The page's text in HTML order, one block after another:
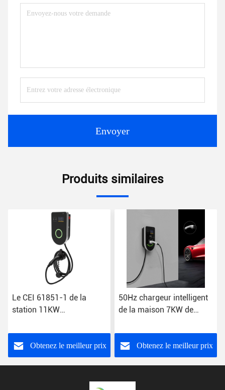
Envoyer
Produits similaires
Le CEI 61851-1 de la
station 11KW
chargement de véhicule
électrique d'IP54 16A
Obtenez le meilleur prix
50Hz chargeur intelligent
de la maison 7KW de
chargeant rapidement
Obtenez le meilleur prix